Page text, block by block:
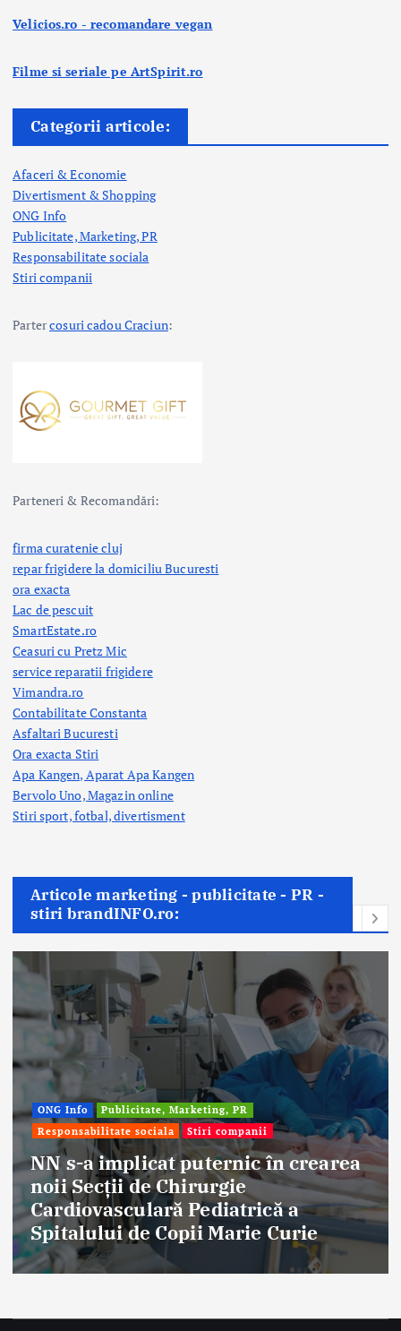
Velicios.ro - recomandare vegan
Filme si seriale pe ArtSpirit.ro
Categorii articole:
Afaceri & Economie
Divertisment & Shopping
ONG Info
Publicitate, Marketing, PR
Responsabilitate sociala
Stiri companii
Partercosuri cadou Craciun:
Parteneri & Recomandări:
firma curatenie cluj
repar frigidere la domiciliu Bucuresti
ora exacta
Lac de pescuit
SmartEstate.ro
Ceasuri cu Pretz Mic
service reparatii frigidere
Vimandra.ro
Contabilitate Constanta
Asfaltari Bucuresti
Ora exacta Stiri
Apa Kangen, Aparat Apa Kangen
Bervolo Uno, Magazin online
Stiri sport, fotbal,divertisment
Articole marketing - publicitate - PR -
stiri brandINFO.ro:
Afaceri & Economie
Publicitate, Marketing, PR
Stiri companii
Eternal Beauty, fondată la Salonta, a
aniversat 30 de ani în industria
frumuseții